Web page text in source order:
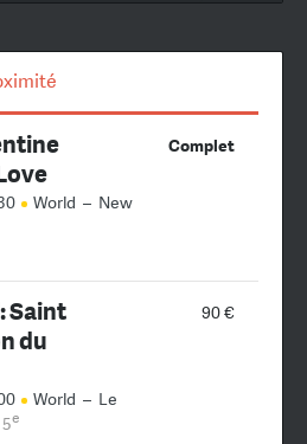
Complet
World – New
90 €
Saint
du
World – Le
e